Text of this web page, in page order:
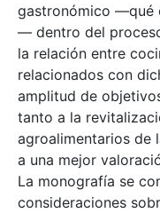
gastronómico —qué
— dentro del
la relación entre
relacionados con
amplitud de
tanto a la
agroalimentarios de
a una mejor
La monografía se
consideraciones